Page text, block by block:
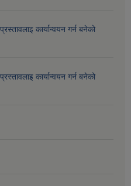
कार्यान्वयन गर्न बनेको
कार्यान्वयन गर्न बनेको